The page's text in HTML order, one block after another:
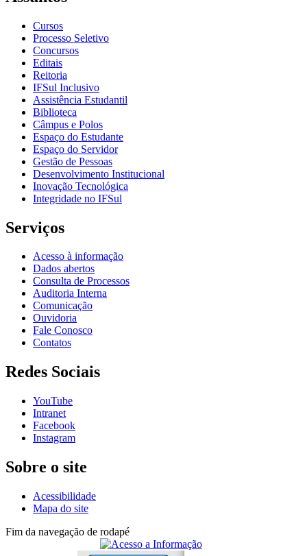
Cursos
Processo Seletivo
Concursos
Editais
Reitoria
IFSul Inclusivo
Assistência Estudantil
Biblioteca
Câmpus e Polos
Espaço do Estudante
Espaço do Servidor
Gestão de Pessoas
Desenvolvimento Institucional
Inovação Tecnológica
Integridade no IFSul
Serviços
Acesso à informação
Dados abertos
Consulta de Processos
Auditoria Interna
Comunicação
Ouvidoria
Fale Conosco
Contatos
Redes Sociais
YouTube
Intranet
Facebook
Instagram
Sobre o site
Acessibilidade
Mapa do site
Fim da navegação de rodapé